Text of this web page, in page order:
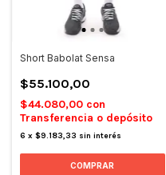
Short Babolat Sensa
$55.100,00
$44.080,00 con
Transferencia o depósito
6 x $9.183,33 sin interés
COMPRAR